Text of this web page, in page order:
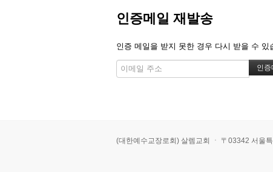
인증메일 재발송
인증 메일을 받지 못한 경우 다시 받을 수 있
(대한예수교장로회) 살렘교회 ㆍ 〒03342 서울